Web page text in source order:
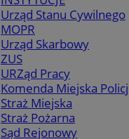
Urząd Stanu Cywilnego
MOPR
Urząd Skarbowy
ZUS
URZąd Pracy
Komenda Miejska
Straż Miejska
Straż Pożarna
Sąd Rejonowy